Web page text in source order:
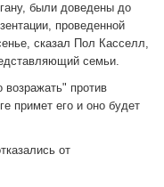
были доведены до
проведенной
сказал Пол Касселл,
семьи.
против
примет его и оно будет
от